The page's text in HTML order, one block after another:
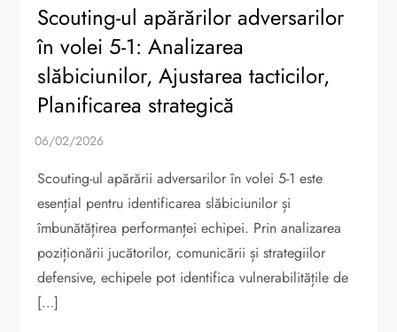
Scouting-ul apărărilor adversarilor
în volei 5-1: Analizarea
slăbiciunilor, Ajustarea tacticilor,
Planificarea strategică
Scouting-ul apărării adversarilor în volei 5-1 este
esențial pentru identificarea slăbiciunilor și
îmbunătățirea performanței echipei. Prin analizarea
poziționării jucătorilor, comunicării și strategiilor
defensive, echipele pot identifica vulnerabilitățile de
[…]